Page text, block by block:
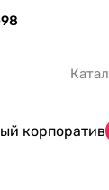
корпоратив